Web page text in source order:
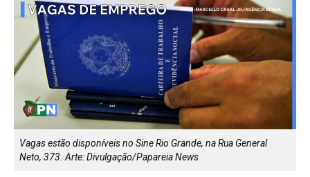
Vagas estão disponíveis no Sine Rio Grande, na Rua General
Neto, 373. Arte: Divulgação/Papareia News